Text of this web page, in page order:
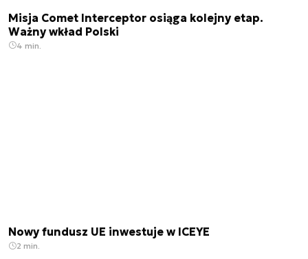
Misja Comet Interceptor osiąga kolejny etap.
Ważny wkład Polski
4 min.
Nowy fundusz UE inwestuje w ICEYE
2 min.